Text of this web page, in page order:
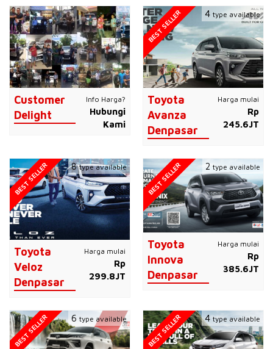
Customer
Delight
Info Harga?
Hubungi
Kami
Toyota
Avanza
Denpasar
Harga mulai
Rp
245.6JT
BEST SELLER 4 type available
Toyota
Veloz
Denpasar
Harga mulai
Rp
299.8JT
BEST SELLER 8type available
Toyota
Innova
Denpasar
Harga mulai
Rp
385.6JT
BEST SELLER 2 type available
BEST SELLER 6 type available BEST SELLER 4type available